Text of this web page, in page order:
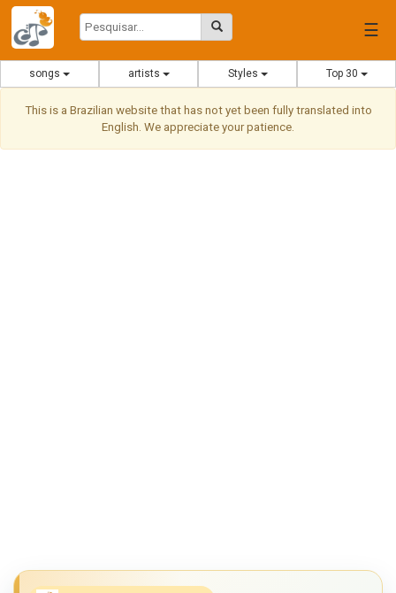
☰
songs artists Styles Top 30
This is a Brazilian website that has not yet been fully translated into
English. We appreciate your patience.